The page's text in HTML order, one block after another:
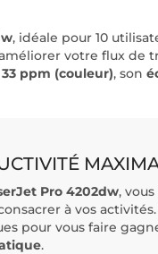
, idéale pour 10
votre flux de
ppm (couleur), son
Pro 4202dw,
à vos
pour vous faire
.